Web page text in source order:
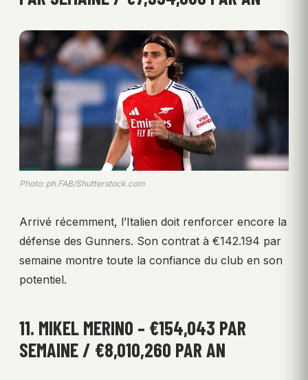
Photo: ph.FAB/Shutterstock.com
Arrivé récemment, l’Italien doit renforcer encore la
défense des Gunners. Son contrat à €142.194 par
semaine montre toute la confiance du club en son
potentiel.
11. MIKEL MERINO – €154,043 PAR
SEMAINE / €8,010,260 PAR AN